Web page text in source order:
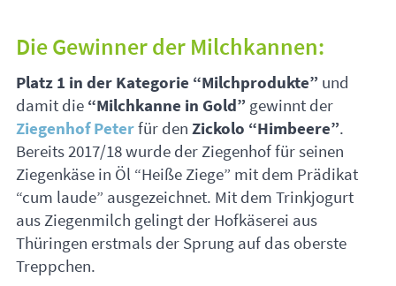
Die Gewinner der Milchkannen:
Platz 1 in der Kategorie “Milchprodukte” und
damit die “Milchkanne in Gold” gewinnt der
Ziegenhof Peterfür den Zickolo “Himbeere”.
Bereits 2017/18 wurde der Ziegenhof für seinen
Ziegenkäse in Öl “Heiße Ziege” mit dem Prädikat
“cum laude” ausgezeichnet. Mit dem Trinkjogurt
aus Ziegenmilch gelingt der Hofkäserei aus
Thüringen erstmals der Sprung auf das oberste
Treppchen.